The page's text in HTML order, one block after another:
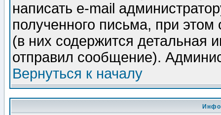
написать e-mail
полученного письма, при этом
(в них содержится детальная
отправил сообщение).
Вернуться к началу